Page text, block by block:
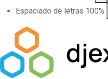
Espaciado de letras 100%